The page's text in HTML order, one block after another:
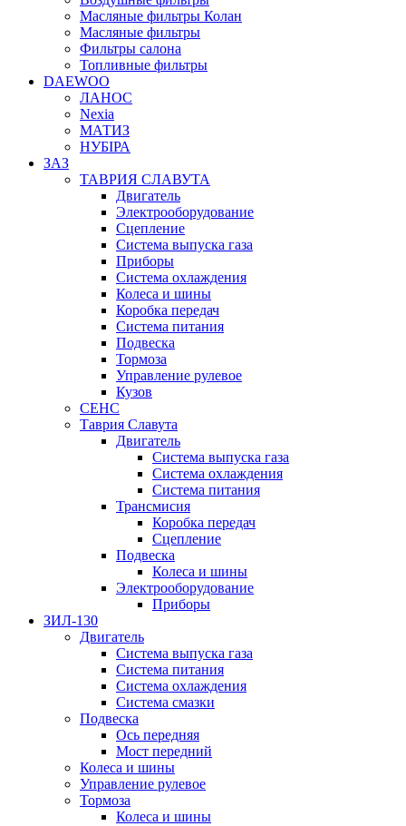
Масляные фильтры Колан
Масляные фильтры
Фильтры салона
Топливные фильтры
DAEWOO
ЛАНОС
Nexia
МАТИЗ
НУБІРА
ЗАЗ
ТАВРИЯ СЛАВУТА
Двигатель
Электрооборудование
Сцепление
Система выпуска газа
Приборы
Система охлаждения
Колеса и шины
Коробка передач
Система питания
Подвеска
Тормоза
Управление рулевое
Кузов
СЕНС
Таврия Славута
Двигатель
Система выпуска газа
Система охлаждения
Система питания
Трансмисия
Коробка передач
Сцепление
Подвеска
Колеса и шины
Электрооборудование
Приборы
ЗИЛ-130
Двигатель
Система выпуска газа
Система питания
Система охлаждения
Система смазки
Подвеска
Ось передняя
Мост передний
Колеса и шины
Управление рулевое
Тормоза
Колеса и шины